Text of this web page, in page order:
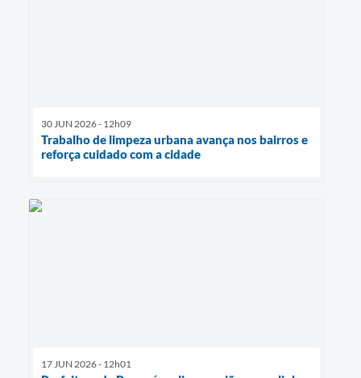
30 JUN 2026 - 12h09
Trabalho de limpeza urbana avança nos bairros e
reforça cuidado com a cidade
17 JUN 2026 - 12h01